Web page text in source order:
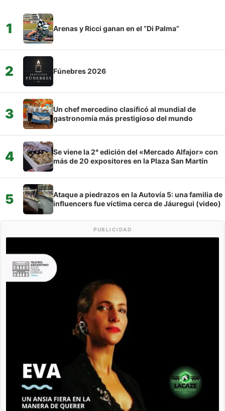
1 Arenas y Ricci ganan en el “Di Palma”
2 Fúnebres 2026
3
Un chef mercedino clasificó al mundial de
gastronomía más prestigioso del mundo
4
Se viene la 2° edición del «Mercado Alfajor» con
más de 20 expositores en la Plaza San Martín
5
Ataque a piedrazos en la Autovía 5: una familia de
influencers fue víctima cerca de Jáuregui (video)
PUBLICIDAD